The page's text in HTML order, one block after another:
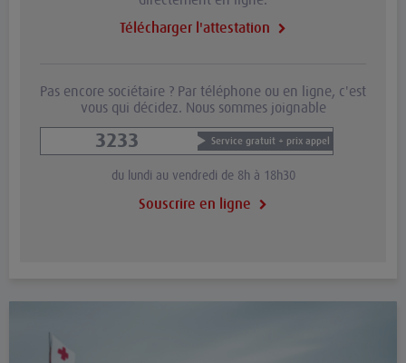
Télécharger l'attestation
Pas encore sociétaire ? Par téléphone ou en ligne, c'est
vous qui décidez. Nous sommes joignable
3233 Service gratuit + prix appel
du lundi au vendredi de 8h à 18h30
Souscrire en ligne